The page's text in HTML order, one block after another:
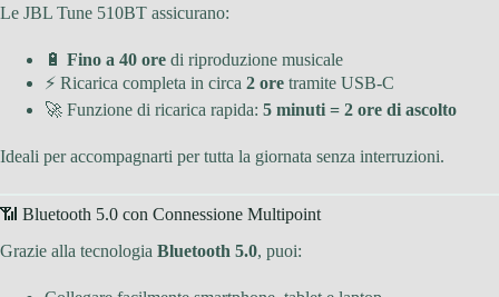
Le JBL Tune 510BT assicurano:
🔋 Fino a 40 ore di riproduzione musicale
⚡ Ricarica completa in circa 2 ore tramite USB-C
🚀 Funzione di ricarica rapida: 5 minuti = 2 ore di ascolto
Ideali per accompagnarti per tutta la giornata senza interruzioni.
📶 Bluetooth 5.0 con Connessione Multipoint
Grazie alla tecnologia Bluetooth 5.0, puoi: